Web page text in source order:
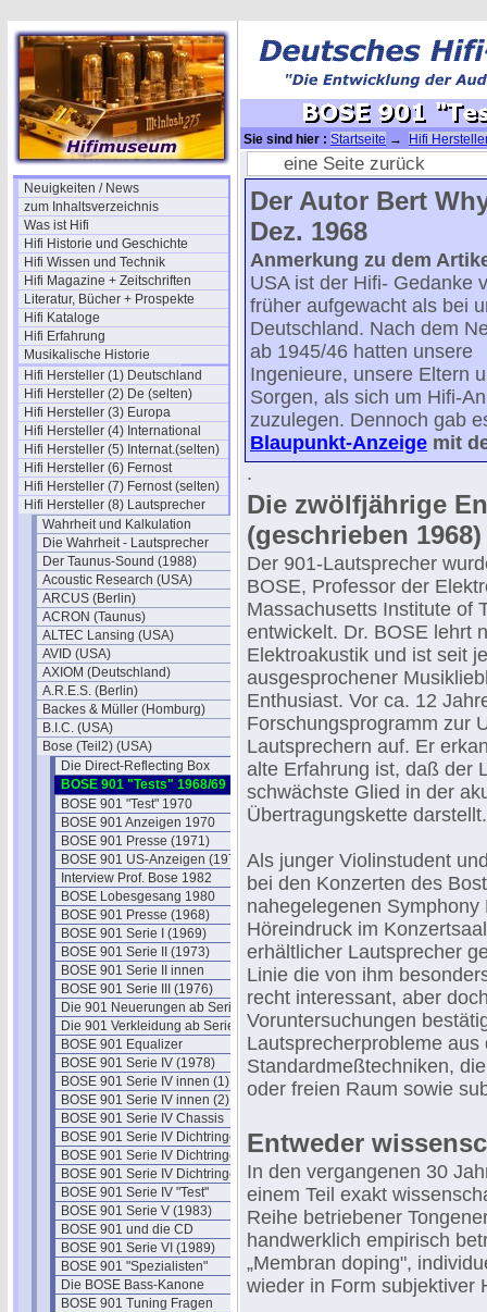
Neuigkeiten / News
zum Inhaltsverzeichnis
Was ist Hifi
Hifi Historie und Geschichte
Hifi Wissen und Technik
Hifi Magazine + Zeitschriften
Literatur, Bücher + Prospekte
Hifi Kataloge
Hifi Erfahrung
Musikalische Historie
Hifi Hersteller (1) Deutschland
Hifi Hersteller (2) De (selten)
Hifi Hersteller (3) Europa
Hifi Hersteller (4) International
Hifi Hersteller (5) Internat.(selten)
Hifi Hersteller (6) Fernost
Hifi Hersteller (7) Fernost (selten)
Hifi Hersteller (8) Lautsprecher
Wahrheit und Kalkulation
Die Wahrheit - Lautsprecher
Der Taunus-Sound (1988)
Acoustic Research (USA)
ARCUS (Berlin)
ACRON (Taunus)
ALTEC Lansing (USA)
AVID (USA)
AXIOM (Deutschland)
A.R.E.S. (Berlin)
Backes & Müller (Homburg)
B.I.C. (USA)
Bose (Teil2) (USA)
Die Direct-Reflecting Box
BOSE 901 "Tests" 1968/69
BOSE 901 "Test" 1970
BOSE 901 Anzeigen 1970
BOSE 901 Presse (1971)
BOSE 901 US-Anzeigen (1972)
Interview Prof. Bose 1982
BOSE Lobesgesang 1980
BOSE 901 Presse (1968)
BOSE 901 Serie I (1969)
BOSE 901 Serie II (1973)
BOSE 901 Serie II innen
BOSE 901 Serie III (1976)
Die 901 Neuerungen ab Serie III
Die 901 Verkleidung ab Serie III
BOSE 901 Equalizer
BOSE 901 Serie IV (1978)
BOSE 901 Serie IV innen (1)
BOSE 901 Serie IV innen (2)
BOSE 901 Serie IV Chassis
BOSE 901 Serie IV Dichtringe
BOSE 901 Serie IV Dichtringe II
BOSE 901 Serie IV Dichtringe III
BOSE 901 Serie IV "Test"
BOSE 901 Serie V (1983)
BOSE 901 und die CD
BOSE 901 Serie VI (1989)
BOSE 901 "Spezialisten"
Die BOSE Bass-Kanone
BOSE 901 Tuning Fragen
Sie sind hier : Startseite →
Hifi
1968/69eine Seite zurück
Der Autor Bert
Dez. 1968
Anmerkung zu dem
USA ist der Hifi- Gedanke
früher aufgewacht als bei
Deutschland. Nach dem
ab 1945/46 hatten unsere
Ingenieure, unsere Eltern
Sorgen, als sich um Hifi-
zuzulegen. Dennoch gab
Blaupunkt-Anzeige mit
.
Die zwölfjährige
(geschrieben 1968)
Der 901-Lautsprecher
BOSE, Professor der
Massachusetts Institute of
entwickelt. Dr. BOSE lehrt
Elektroakustik und ist seit
ausgesprochener
Enthusiast. Vor ca. 12
Forschungsprogramm zur
Lautsprechern auf. Er
alte Erfahrung ist, daß der
schwächste Glied in der
Übertragungskette darstellt.
Als junger Violinstudent
bei den Konzerten des
nahegelegenen
Höreindruck im
erhältlicher Lautsprecher
Linie die von ihm
recht interessant, aber
Voruntersuchungen
Lautsprecherprobleme
Standardmeßtechniken,
oder freien Raum sowie
Entweder
In den vergangenen 30
einem Teil exakt
Reihe betriebener
handwerklich empirisch
„Membran doping",
wieder in Form subjektiver